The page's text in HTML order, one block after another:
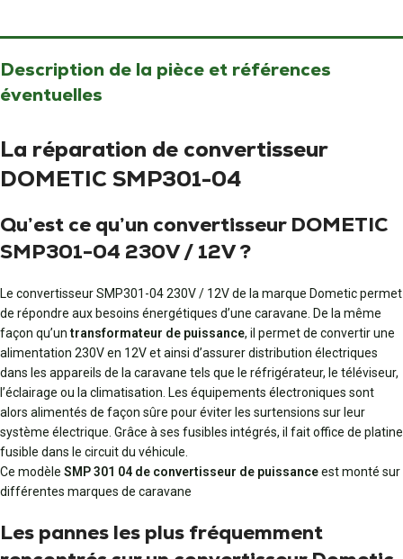
Description de la pièce et références
éventuelles
La réparation de convertisseur
DOMETIC SMP301-04
Qu’est ce qu’un convertisseur DOMETIC
SMP301-04 230V / 12V ?
Le convertisseur SMP301-04 230V / 12V de la marque Dometic permet
de répondre aux besoins énergétiques d’une caravane. De la même
façon qu’untransformateur de puissance, il permet de convertir une
alimentation 230V en 12V et ainsi d’assurer distribution électriques
dans les appareils de la caravane tels que le réfrigérateur, le téléviseur,
l’éclairage ou la climatisation. Les équipements électroniques sont
alors alimentés de façon sûre pour éviter les surtensions sur leur
système électrique. Grâce à ses fusibles intégrés, il fait office de platine
fusible dans le circuit du véhicule.
Ce modèle SMP 301 04 de convertisseur de puissanceest monté sur
différentes marques de caravane
Les pannes les plus fréquemment